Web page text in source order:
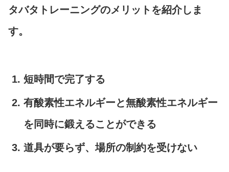
タバタトレーニングのメリットを紹介しま
す。
短時間で完了する
有酸素性エネルギーと無酸素性エネルギー
を同時に鍛えることができる
道具が要らず、場所の制約を受けない